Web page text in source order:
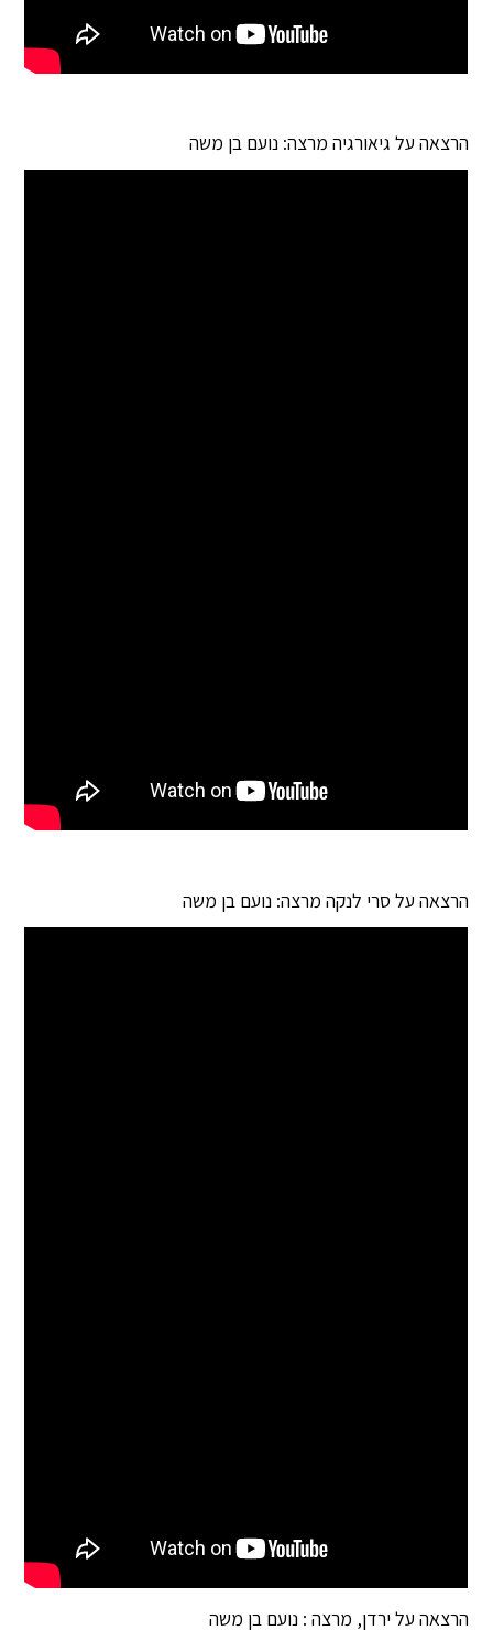
הרצאה על גיאורגיה מרצה: נועם בן משה
הרצאה על סרי לנקה מרצה: נועם בן משה
הרצאה על ירדן, מרצה : נועם בן משה